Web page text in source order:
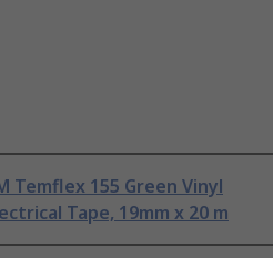
Temflex 155 Green Vinyl
Tape, 19mm x 20 m